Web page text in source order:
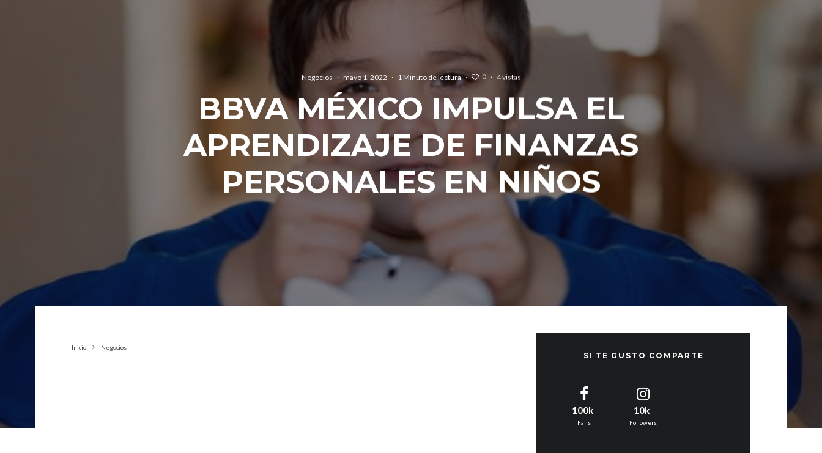
Negocios · mayo 1, 2022 · 1 Minuto de lectura · 0 · 4 vistas
BBVA MÉXICO IMPULSA EL
APRENDIZAJE DE FINANZAS
PERSONALES EN NIÑOS
Inicio Negocios
SI TE GUSTO COMPARTE
100k
Fans
10k
Followers